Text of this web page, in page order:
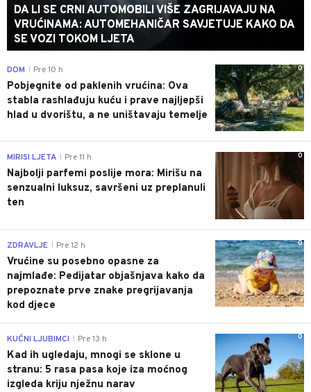
DA LI SE CRNI AUTOMOBILI VIŠE ZAGRIJAVAJU NA
VRUĆINAMA: AUTOMEHANIČAR SAVJETUJE KAKO DA
SE VOZI TOKOM LJETA
0
DOM Pre 10 h
Pobjegnite od paklenih vrućina: Ova
stabla rashlađuju kuću i prave najljepši
hlad u dvorištu, a ne uništavaju temelje
0
MIRISI LJETA Pre 11 h
Najbolji parfemi poslije mora: Mirišu na
senzualni luksuz, savršeni uz preplanuli
ten
0
ZDRAVLJE Pre 12 h
Vrućine su posebno opasne za
najmlađe: Pedijatar objašnjava kako da
prepoznate prve znake pregrijavanja
kod djece
0
KUĆNI LJUBIMCI Pre 13 h
Kad ih ugledaju, mnogi se sklone u
stranu: 5 rasa pasa koje iza moćnog
izgleda kriju nježnu narav